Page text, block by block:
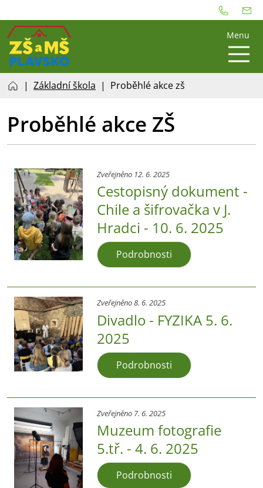
Menu
Základní škola Proběhlé akce zš
Proběhlé akce ZŠ
Zveřejněno 12. 6. 2025
Cestopisný dokument -
Chile a šifrovačka v J.
Hradci - 10. 6. 2025
Podrobnosti
Zveřejněno 8. 6. 2025
Divadlo - FYZIKA 5. 6.
2025
Podrobnosti
Zveřejněno 7. 6. 2025
Muzeum fotografie
5.tř. - 4. 6. 2025
Podrobnosti